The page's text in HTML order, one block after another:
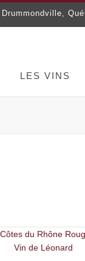
Drummondville,
LES VINS